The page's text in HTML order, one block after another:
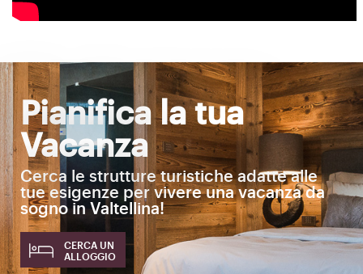
Pianifica la tua
Vacanza
Cerca le strutture turistiche adatte alle
tue esigenze per vivere una vacanza da
sogno in Valtellina!
CERCA UN
ALLOGGIO